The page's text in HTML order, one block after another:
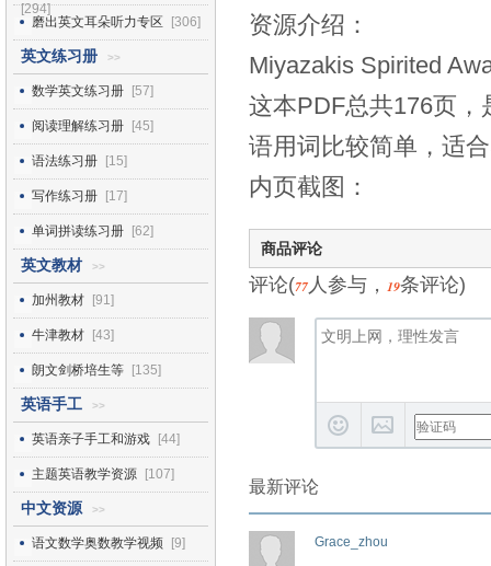
[294]
磨出英文耳朵听力专区
[306]
英文练习册 >>
数学英文练习册 [57]
阅读理解练习册 [45]
语法练习册 [15]
写作练习册 [17]
单词拼读练习册 [62]
英文教材 >>
加州教材 [91]
牛津教材 [43]
朗文剑桥培生等 [135]
英语手工 >>
英语亲子手工和游戏 [44]
主题英语教学资源 [107]
中文资源 >>
语文数学奥数教学视频 [9]
资源介绍：
Miyazakis Spirited
这本PDF总共176页
语用词比较简单，适
内页截图：
商品评论
评论(77人参与， 19条评论)
最新评论
Grace_zhou